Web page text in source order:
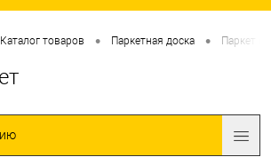
Каталог товаров • Паркетная доска • Паркет